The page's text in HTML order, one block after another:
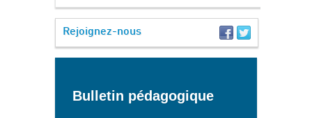
Rejoignez-nous
Bulletin pédagogique